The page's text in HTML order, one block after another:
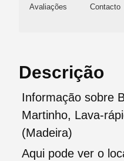
Avaliações Contacto
Descrição
Informação sobre
Martinho, Lava-
(Madeira)
Aqui pode ver o